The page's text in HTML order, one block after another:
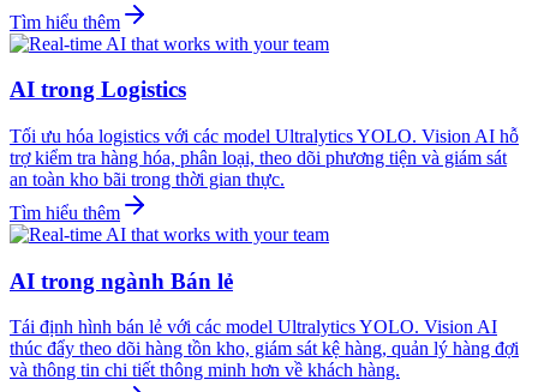
Tìm hiểu thêm
AI trong Logistics
Tối ưu hóa logistics với các model Ultralytics YOLO. Vision AI hỗ
trợ kiểm tra hàng hóa, phân loại, theo dõi phương tiện và giám sát
an toàn kho bãi trong thời gian thực.
Tìm hiểu thêm
AI trong ngành Bán lẻ
Tái định hình bán lẻ với các model Ultralytics YOLO. Vision AI
thúc đẩy theo dõi hàng tồn kho, giám sát kệ hàng, quản lý hàng đợi
và thông tin chi tiết thông minh hơn về khách hàng.